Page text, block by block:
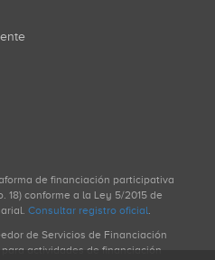
de financiación participativa
18) conforme a la Ley 5/2015 de
Consultar registro oficial.
de Servicios de Financiación
actividades de financiación